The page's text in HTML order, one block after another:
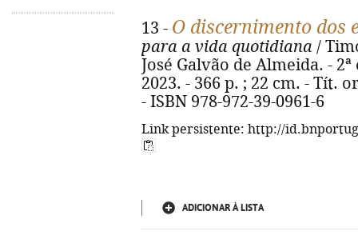
13 - O discernimento dos
para a vida quotidiana /
José Galvão de Almeida. -
2023. - 366 p. ; 22 cm. - Tít.
- ISBN 978-972-39-0961-6
Link persistente: http://
ADICIONAR À LISTA